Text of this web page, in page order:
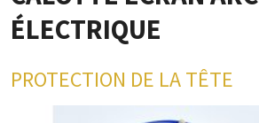
ÉLECTRIQUE
PROTECTION DE LA TÊTE